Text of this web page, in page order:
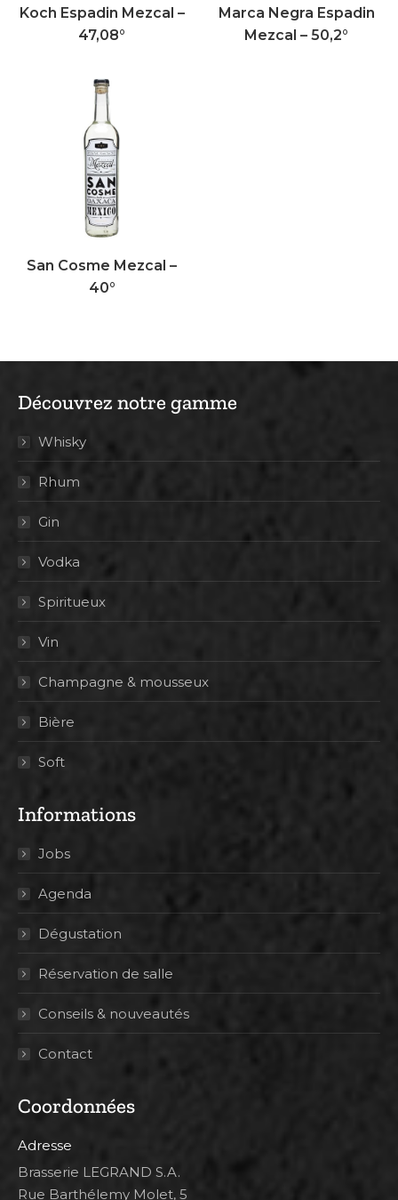
Koch Espadin Mezcal –
47,08°
Marca Negra Espadin
Mezcal – 50,2°
San Cosme Mezcal –
40°
Découvrez notre gamme
Whisky
Rhum
Gin
Vodka
Spiritueux
Vin
Champagne & mousseux
Bière
Soft
Informations
Jobs
Agenda
Dégustation
Réservation de salle
Conseils & nouveautés
Contact
Coordonnées
Adresse
Brasserie LEGRAND S.A.
Rue Barthélemy Molet, 5